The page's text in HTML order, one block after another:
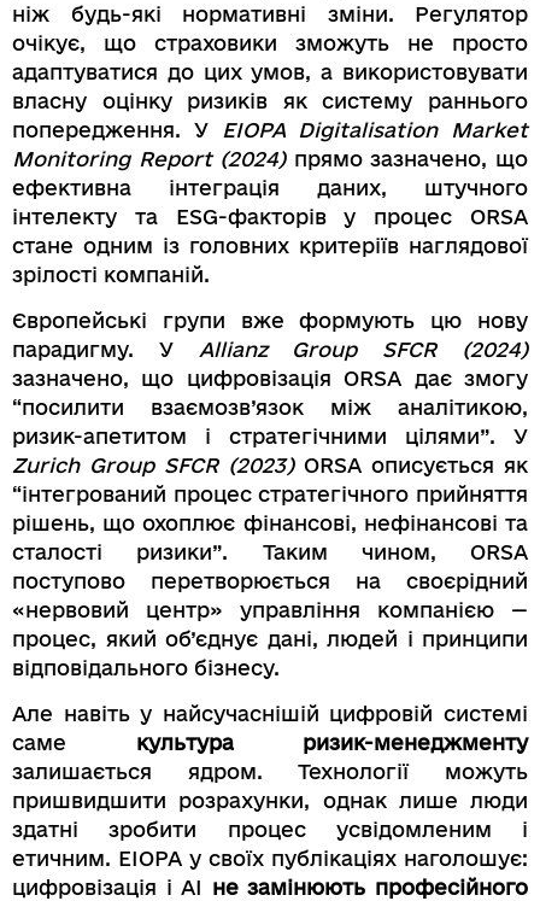
ніж будь-які нормативні зміни. Регулятор
очікує, що страховики зможуть не просто
адаптуватися до цих умов, а використовувати
власну оцінку ризиків як систему раннього
попередження. У
EIOPA Digitalisation Market
Monitoring Report (2024)прямо зазначено, що
ефективна інтеграція даних, штучного
інтелекту та ESG-факторів у процес ORSA
стане одним із головних критеріїв наглядової
зрілості компаній.
Європейські групи вже формують цю нову
парадигму. У Allianz Group SFCR (2024)
зазначено, що цифровізація ORSA дає змогу
“посилити взаємозв’язок між аналітикою,
ризик-апетитом і стратегічними цілями”. У
Zurich Group SFCR (2023)ORSA описується як
“інтегрований процес стратегічного прийняття
рішень, що охоплює фінансові, нефінансові та
сталості ризики”. Таким чином, ORSA
поступово перетворюється на своєрідний
«нервовий центр» управління компанією —
процес, який об’єднує дані, людей і принципи
відповідального бізнесу.
Але навіть у найсучаснішій цифровій системі
саме культура ризик-менеджменту
залишається ядром. Технології можуть
пришвидшити розрахунки, однак лише люди
здатні зробити процес усвідомленим і
етичним. EIOPA у своїх публікаціях наголошує:
цифровізація і AI не замінюють професійного